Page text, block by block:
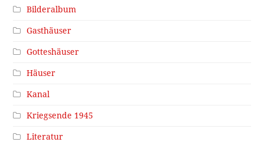
Bilderalbum
Gasthäuser
Gotteshäuser
Häuser
Kanal
Kriegsende 1945
Literatur